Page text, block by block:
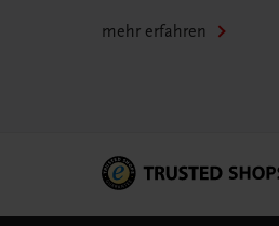
mehr erfahren